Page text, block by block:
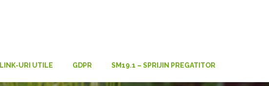
LINK-URI UTILE GDPR SM19.1 – SPRIJIN PREGATITOR